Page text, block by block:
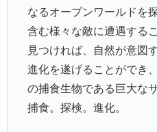
なるオープンワールドを
含む様々な敵に遭遇する
見つければ、自然が意図
進化を遂げることができ
の捕食生物である巨大な
捕食。探検。進化。